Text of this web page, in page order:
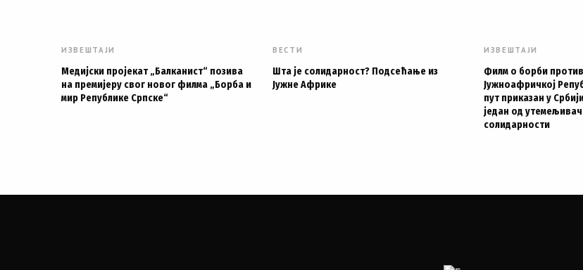
ИЗВЕШТАЈИ
Медијски пројекат „Балканист“ позива
на премијеру свог новог филма „Борба и
мир Републике Српске“
ВЕСТИ
Шта је солидарност? Подсећање из
Јужне Африке
ИЗВЕШТАЈИ
Филм о борби против
Јужноафричкој
пут приказан у
један од
солидарности